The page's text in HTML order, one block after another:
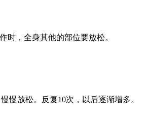
时，全身其他的部位要放松。
慢放松。反复10次，以后逐渐增多。